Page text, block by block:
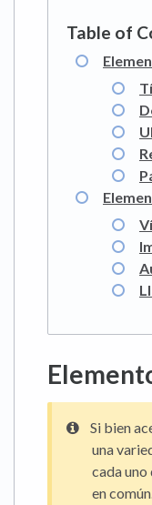
Si bien
una
cada
en